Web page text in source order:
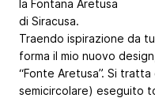
la Fontana Aretusa
di Siracusa.
Traendo ispirazione da
forma il mio nuovo
“Fonte Aretusa”. Si
semicircolare) eseguito